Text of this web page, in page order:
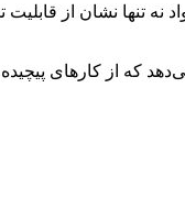
تنها نشان از قابلیت
که از کارهای